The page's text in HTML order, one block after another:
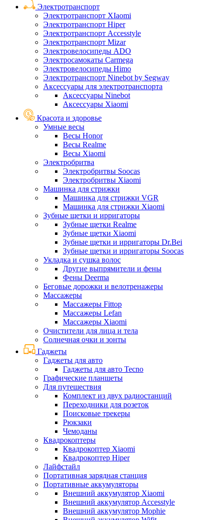
Электротранспорт
Электротранспорт XIaomi
Электротранспорт Hiper
Электротранспорт Accesstyle
Электротранспорт Mizar
Электровелосипеды ADO
Электросамокаты Carmega
Электровелосипеды Himo
Электротранспорт Ninebot by Segway
Аксессуары для электротранспорта
Аксессуары Ninebot
Аксессуары Xiaomi
Красота и здоровье
Умные весы
Весы Honor
Весы Realme
Весы Xiaomi
Электробритва
Электробритвы Soocas
Электробритвы Xiaomi
Машинка для стрижки
Машинка для стрижки VGR
Машинка для стрижки Xiaomi
Зубные щетки и ирригаторы
Зубные щетки Realme
Зубные щетки Xiaomi
Зубные щетки и ирригаторы Dr.Bei
Зубные щетки и ирригаторы Soocas
Укладка и сушка волос
Другие выпрямители и фены
Фены Deerma
Беговые дорожки и велотренажеры
Массажеры
Массажеры Fittop
Массажеры Lefan
Массажеры Xiaomi
Очистители для лица и тела
Солнечная очки и зонты
Гаджеты
Гаджеты для авто
Гаджеты для авто Tecno
Графические планшеты
Для путешествия
Комплект из двух радиостанций
Переходники для розеток
Поисковые трекеры
Рюкзаки
Чемоданы
Квадрокоптеры
Квадрокоптер Xiaomi
Квадрокоптер Hiper
Лайфстайл
Портативная зарядная станция
Портативные аккумуляторы
Внешний аккумулятор Xiaomi
Внешний аккумулятор Accesstyle
Внешний аккумулятор Mophie